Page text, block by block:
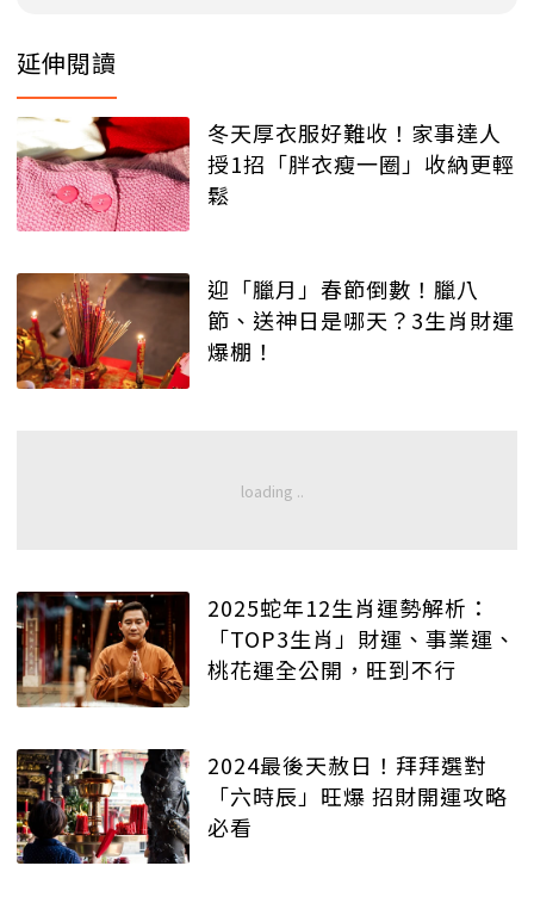
延伸閱讀
冬天厚衣服好難收！家事達人
授1招「胖衣瘦一圈」收納更輕
鬆
迎「臘月」春節倒數！臘八
節、送神日是哪天？3生肖財運
爆棚！
2025蛇年12生肖運勢解析：
「TOP3生肖」財運、事業運、
桃花運全公開，旺到不行
2024最後天赦日！拜拜選對
「六時辰」旺爆 招財開運攻略
必看